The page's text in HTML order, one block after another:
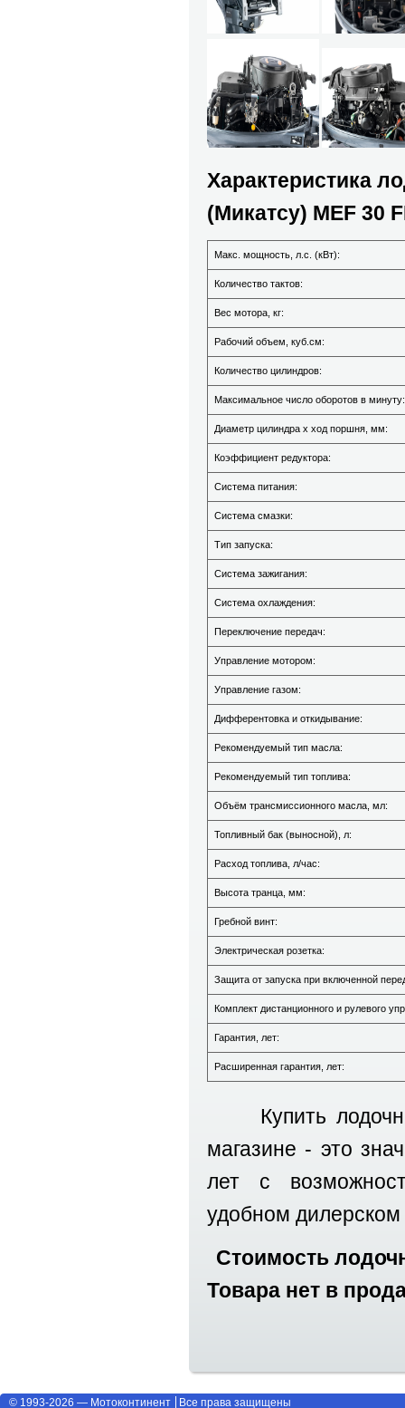
Характеристика
(Микатсу) MEF 30
Макс. мощность, л.с. (кВт):
Количество тактов:
Вес мотора, кг:
Рабочий объем, куб.см:
Количество цилиндров:
Максимальное число оборотов в минуту:
Диаметр цилиндра х ход поршня, мм:
Коэффициент редуктора:
Система питания:
Система смазки:
Тип запуска:
Система зажигания:
Система охлаждения:
Переключение передач:
Управление мотором:
Управление газом:
Дифферентовка и откидывание:
Рекомендуемый тип масла:
Рекомендуемый тип топлива:
Объём трансмиссионного масла, мл:
Топливный бак (выносной), л:
Расход топлива, л/час:
Высота транца, мм:
Гребной винт:
Электрическая розетка:
Защита от запуска при включенной
Комплект дистанционного и рулевого
Гарантия, лет:
Расширенная гарантия, лет:
Купить
магазине - это
лет с
удобном
Стоимость
Товара нет в
© 1993-2026 — Мотоконтинент Все права защищены